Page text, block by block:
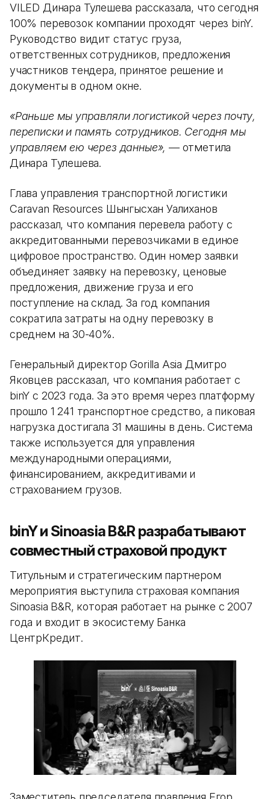
VILED Динара Тулешева рассказала, что сегодня
100% перевозок компании проходят через binY.
Руководство видит статус груза,
ответственных сотрудников, предложения
участников тендера, принятое решение и
документы в одном окне.
«Раньше мы управляли логистикой через почту,
переписки и память сотрудников. Сегодня мы
управляем ею через данные», — отметила
Динара Тулешева.
Глава управления транспортной логистики
Caravan Resources Шынгысхан Уалиханов
рассказал, что компания перевела работу с
аккредитованными перевозчиками в единое
цифровое пространство. Один номер заявки
объединяет заявку на перевозку, ценовые
предложения, движение груза и его
поступление на склад. За год компания
сократила затраты на одну перевозку в
среднем на 30-40%.
Генеральный директор Gorilla Asia Дмитро
Яковцев рассказал, что компания работает с
binY с 2023 года. За это время через платформу
прошло 1 241 транспортное средство, а пиковая
нагрузка достигала 31 машины в день. Система
также используется для управления
международными операциями,
финансированием, аккредитивами и
страхованием грузов.
binY и Sinoasia B&R разрабатывают
совместный страховой продукт
Титульным и стратегическим партнером
мероприятия выступила страховая компания
Sinoasia B&R, которая работает на рынке с 2007
года и входит в экосистему Банка
ЦентрКредит.